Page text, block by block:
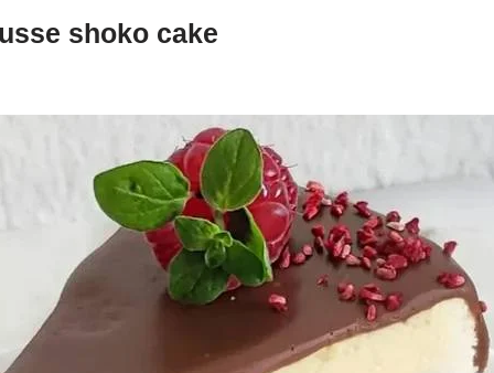
shoko cake